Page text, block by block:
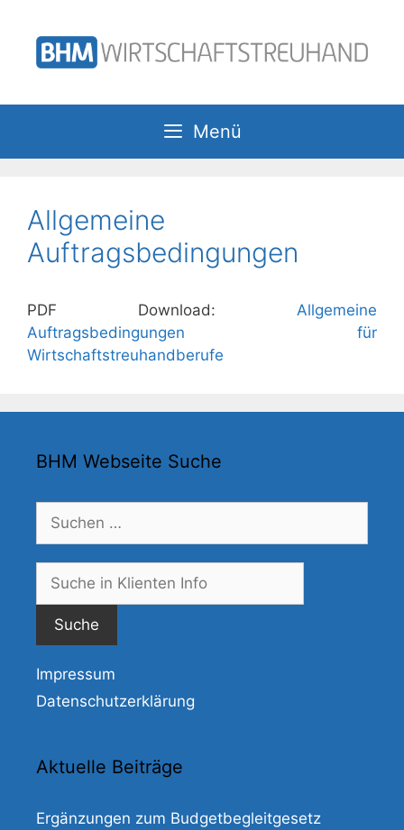
Inhalt
springen
Menü
Allgemeine
Auftragsbedingungen
PDF Download: Allgemeine
Auftragsbedingungen für
Wirtschaftstreuhandberufe
BHM Webseite Suche
nach:
Impressum
Datenschutzerklärung
Aktuelle Beiträge
Ergänzungen zum Budgetbegleitgesetz